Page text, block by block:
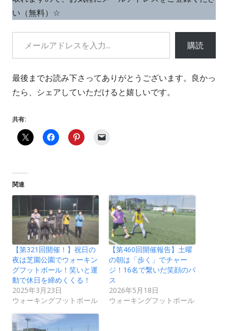
す
ド
ウ
開
き
す
い（無料）☆
メールアドレスを入力...
購読
最後までお読み下さってありがとうございます。良かっ
たら、シェアしていただけると嬉しいです。
共有:
関連
【第321回開催！】祝日の
夜は芝園公園でウォーキン
グフットボール！笑いと運
動で休日を締めくくる！
2025年3月23日
ウォーキングフットボール
【第460回開催報告】土曜
の朝は「歩く」でチャー
ジ！16名で繋いだ笑顔のパ
ス
2026年5月18日
ウォーキングフットボール